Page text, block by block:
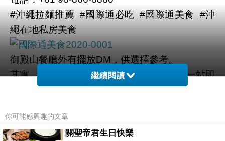
#沖繩拉麵推薦 #國際通必吃 #國際通美食 #沖
繩在地私房美食
御殿山餐廳外有擺放DM，供選擇參考。
其實，一開始是要選擇定食，但在國際通一站即
吃飽，就太可惜了。
一進餐廳的右手方就是自動點餐售票機。
從售票機上還可以看到有販售冰品，但覺得因該
繼續閱讀
你可能感興趣的文章
關聖帝君生日快樂